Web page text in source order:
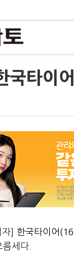
국타이
] 한국타이어
세다.